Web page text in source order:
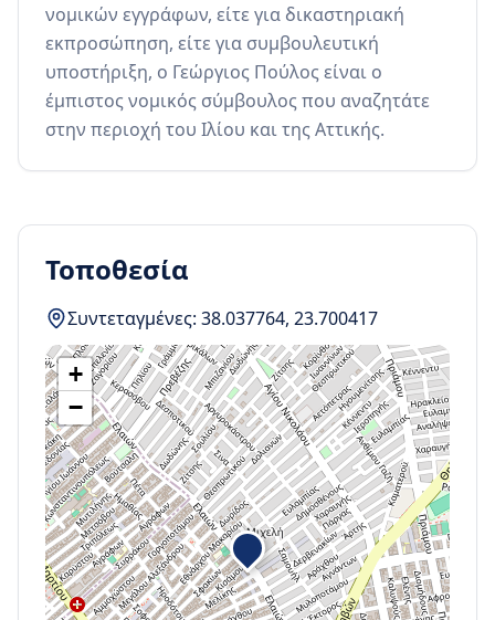
νομικών εγγράφων, είτε για δικαστηριακή
εκπροσώπηση, είτε για συμβουλευτική
υποστήριξη, ο Γεώργιος Πούλος είναι ο
έμπιστος νομικός σύμβουλος που αναζητάτε
στην περιοχή του Ιλίου και της Αττικής.
Τοποθεσία
Συντεταγμένες: 38.037764, 23.700417
+
−